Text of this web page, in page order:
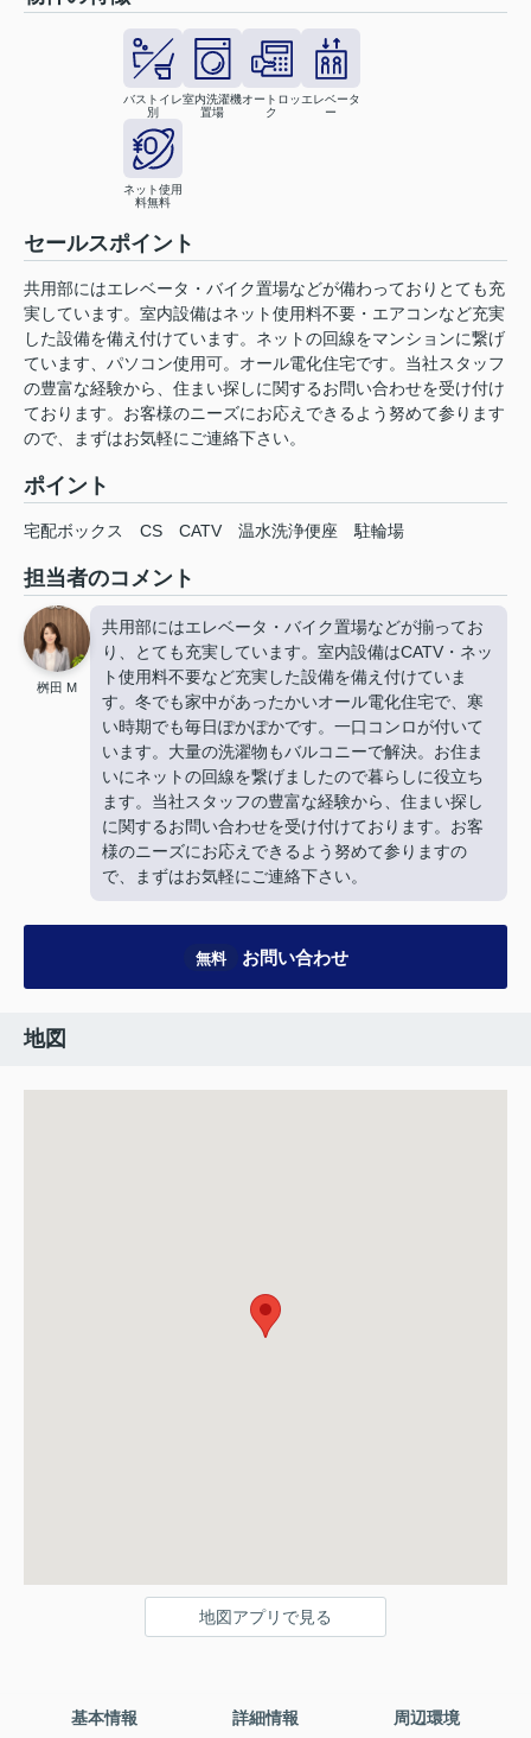
バストイレ
別
室内洗濯機
置場
オートロッ
ク
エレベータ
ー
ネット使用
料無料
セールスポイント
共用部にはエレベータ・バイク置場などが備わっておりとても充
実しています。室内設備はネット使用料不要・エアコンなど充実
した設備を備え付けています。ネットの回線をマンションに繋げ
ています、パソコン使用可。オール電化住宅です。当社スタッフ
の豊富な経験から、住まい探しに関するお問い合わせを受け付け
ております。お客様のニーズにお応えできるよう努めて参ります
ので、まずはお気軽にご連絡下さい。
ポイント
宅配ボックス CS CATV 温水洗浄便座 駐輪場
担当者のコメント
桝田 M
共用部にはエレベータ・バイク置場などが揃ってお
り、とても充実しています。室内設備はCATV・ネッ
ト使用料不要など充実した設備を備え付けていま
す。冬でも家中があったかいオール電化住宅で、寒
い時期でも毎日ぽかぽかです。一口コンロが付いて
います。大量の洗濯物もバルコニーで解決。お住ま
いにネットの回線を繋げましたので暮らしに役立ち
ます。当社スタッフの豊富な経験から、住まい探し
に関するお問い合わせを受け付けております。お客
様のニーズにお応えできるよう努めて参りますの
で、まずはお気軽にご連絡下さい。
無料 お問い合わせ
地図
地図アプリで見る
基本情報 詳細情報 周辺環境